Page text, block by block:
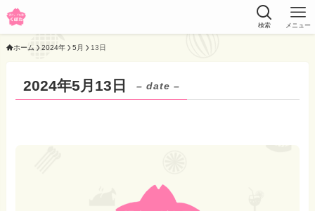
検索 メニュー
ホーム 2024年 5月 13日
2024年5月13日 – date –